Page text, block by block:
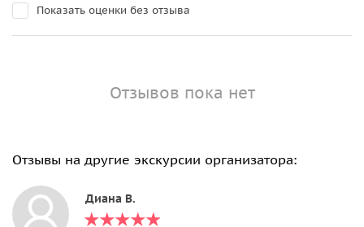
Показать оценки без отзыва
Отзывов пока нет
Отзывы на другие экскурсии организатора:
Диана В.